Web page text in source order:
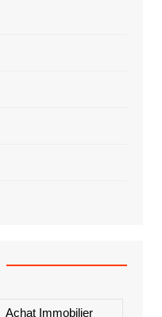
Achat Immobilier